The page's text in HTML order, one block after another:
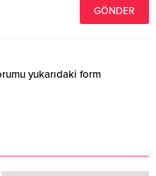
yukarıdaki form